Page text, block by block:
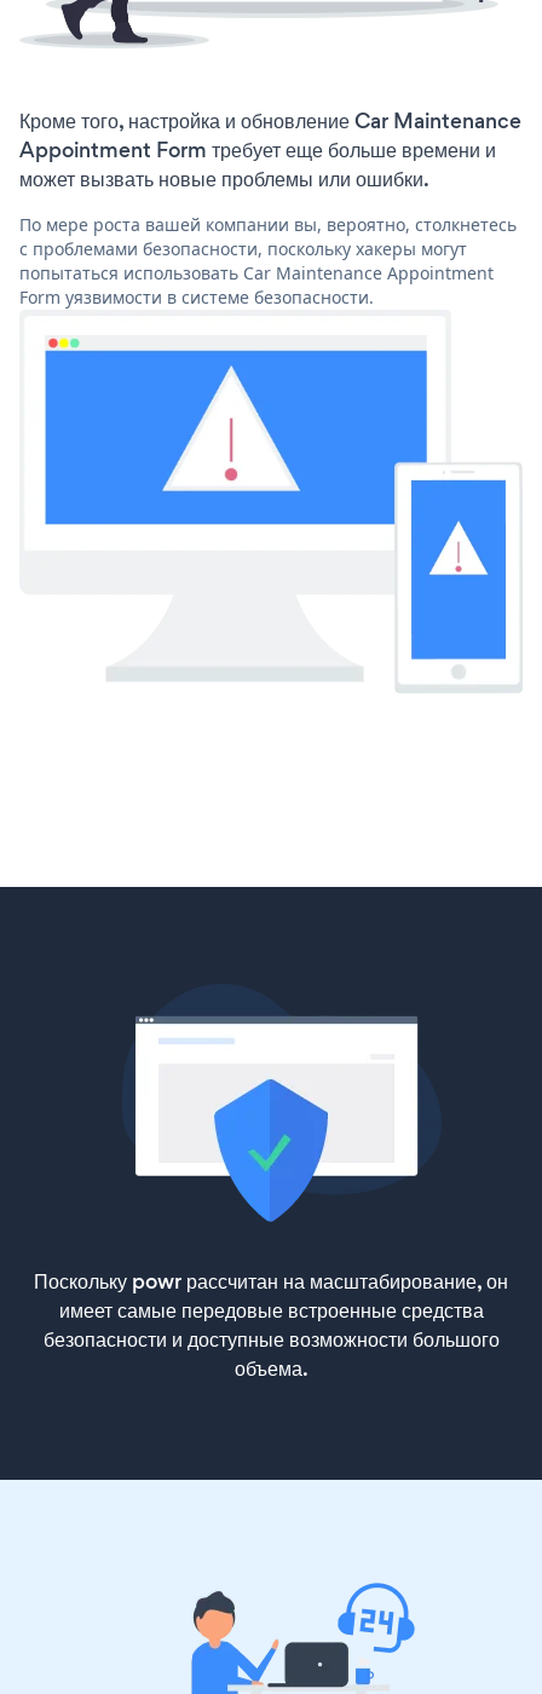
Кроме того, настройка и обновление Car Maintenance
Appointment Form требует еще больше времени и
может вызвать новые проблемы или ошибки.
По мере роста вашей компании вы, вероятно, столкнетесь
с проблемами безопасности, поскольку хакеры могут
попытаться использовать Car Maintenance Appointment
Form уязвимости в системе безопасности.
Поскольку powr рассчитан на масштабирование, он
имеет самые передовые встроенные средства
безопасности и доступные возможности большого
объема.